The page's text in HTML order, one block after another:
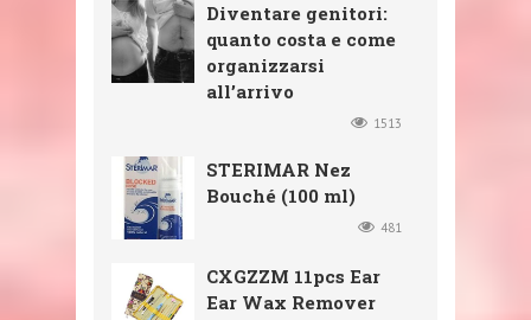
Diventare genitori:
quanto costa e come
organizzarsi
all’arrivo
1513
STERIMAR Nez
Bouché (100 ml)
481
CXGZZM 11pcs Ear
Ear Wax Remover